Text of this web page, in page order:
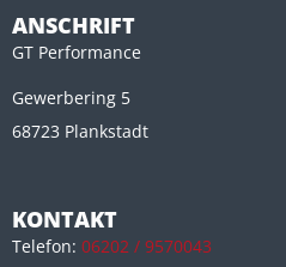
ANSCHRIFT
GT Performance
Gewerbering 5
68723 Plankstadt
KONTAKT
Telefon: 06202 / 9570043